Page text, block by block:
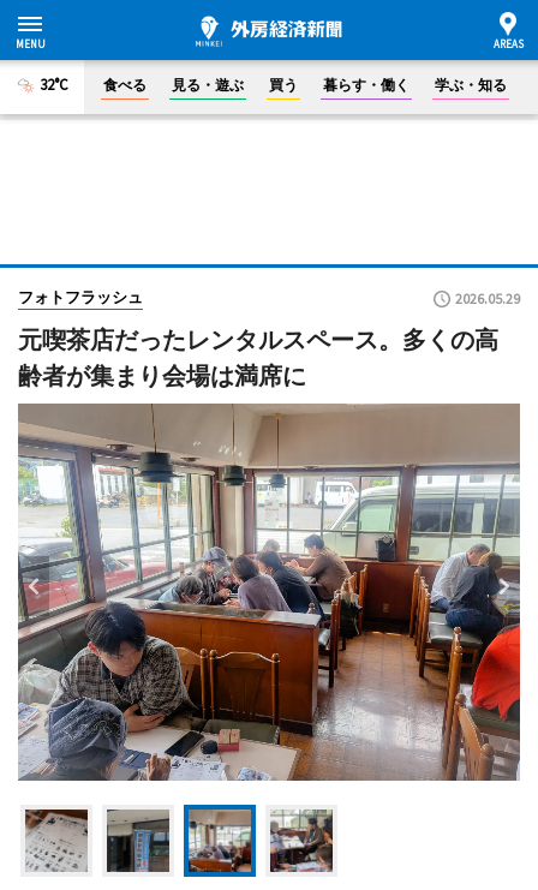
32°C 食べる 見る・遊ぶ 買う 暮らす・働く 学ぶ・知る
フォトフラッシュ 2026.05.29
元喫茶店だったレンタルスペース。多くの高
齢者が集まり会場は満席に